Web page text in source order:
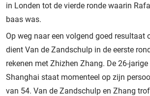
in Londen tot de vierde ronde waarin
baas was.
Op weg naar een volgend goed resultaat
dient Van de Zandschulp in de eerste
rekenen met Zhizhen Zhang. De 26-
Shanghai staat momenteel op zijn
van 54. Van de Zandschulp en Zhang